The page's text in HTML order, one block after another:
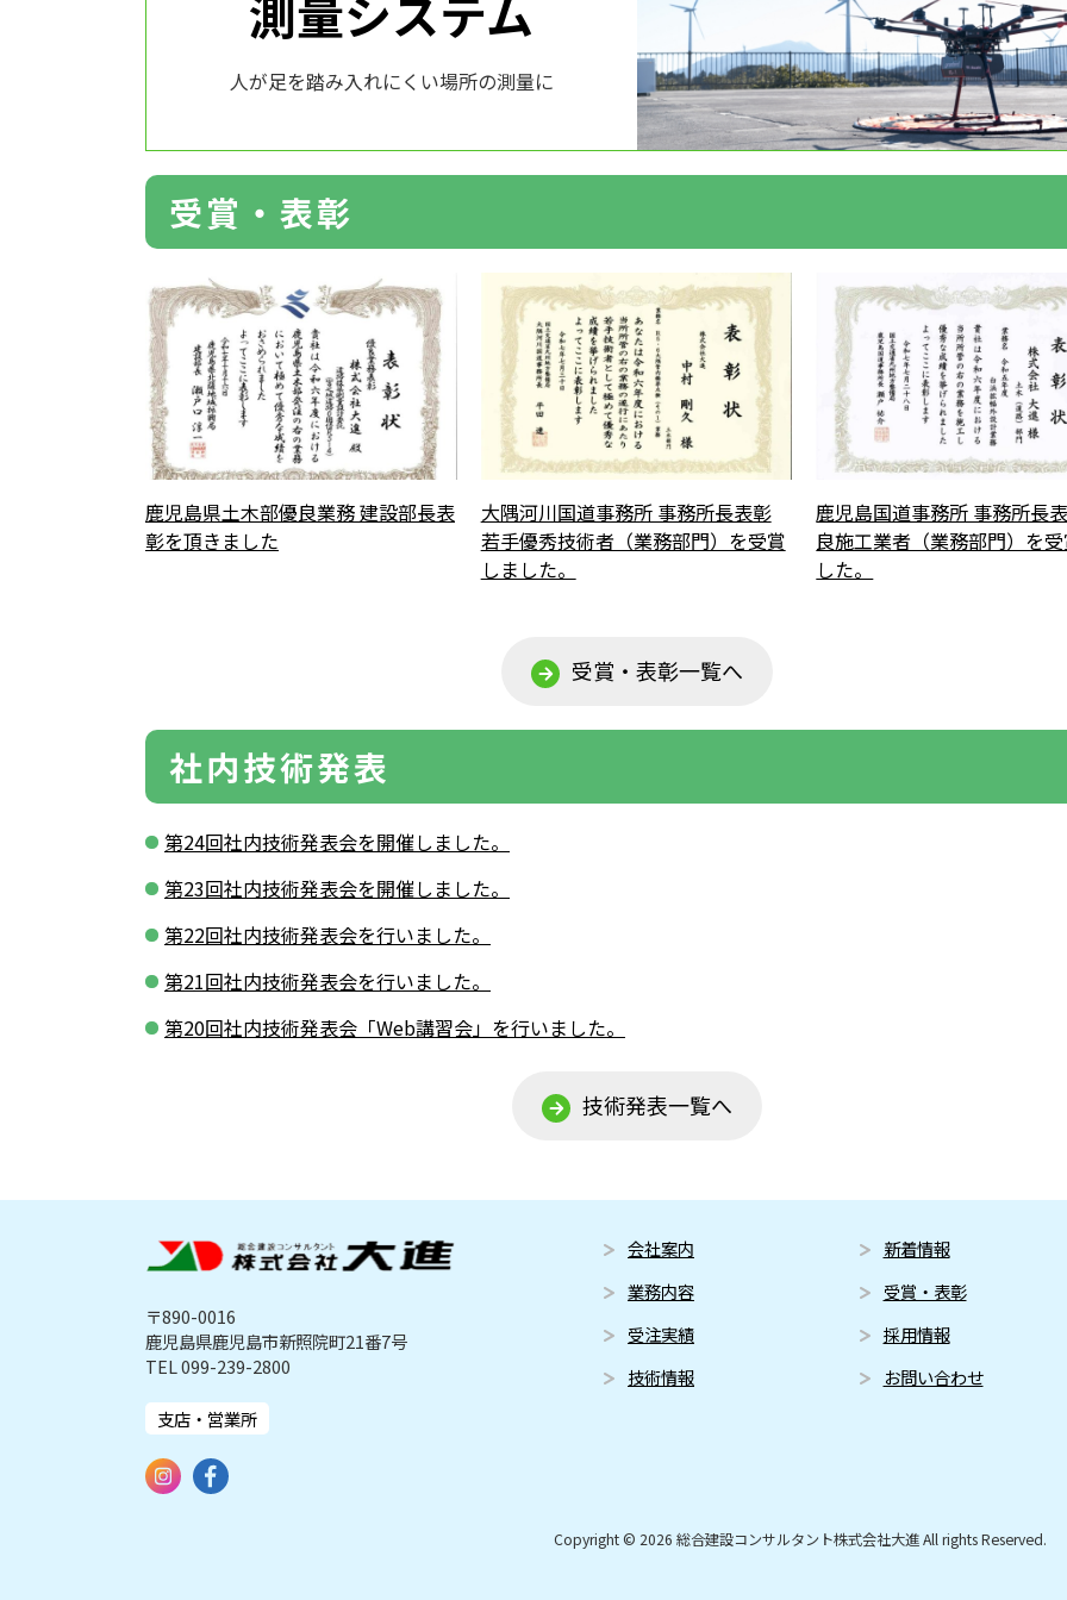
測量システム
人が足を踏み入れにくい場所の測量に
受賞・表彰
鹿児島県土木部優良業務 建設部長表
彰を頂きました
大隅河川国道事務所 事務所長表彰
若手優秀技術者（業務部門）を受賞
しました。
鹿児島国道事務所 事務所長
良施工業者（業務部門）を
した。
受賞・表彰一覧へ
社内技術発表
第24回社内技術発表会を開催しました。
第23回社内技術発表会を開催しました。
第22回社内技術発表会を行いました。
第21回社内技術発表会を行いました。
第20回社内技術発表会「Web講習会」を行いました。
技術発表一覧へ
〒890-0016
鹿児島県鹿児島市新照院町21番7号
TEL 099-239-2800
支店・営業所
会社案内
業務内容
受注実績
技術情報
新着情報
受賞・表彰
採用情報
お問い合わせ
Copyright © 2026 総合建設コンサルタント株式会社大進 All rights Reserved.